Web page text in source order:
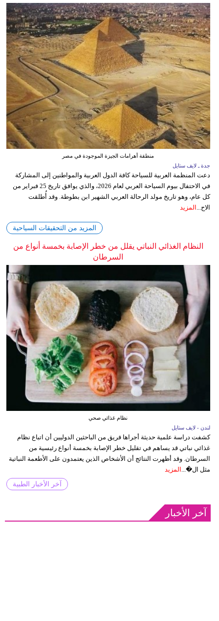
منطقة أهرامات الجيزة الموجودة في مصر
جدة ـ لايف ستايل
دعت المنظمة العربية للسياحة كافة الدول العربية والمواطنين إلى المشاركة
في الاحتفال بيوم السياحة العربي لعام 2026، والذي يوافق تاريخ 25 فبراير من
كل عام، وهو تاريخ مولد الرحالة العربي الشهير ابن بطوطة. وقد أُطلقت
الاح... المزيد
المزيد من التحقيقات السياحية
النظام الغذائي النباتي يقلل من خطر الإصابة بخمسة أنواع من
السرطان
نظام غذائي صحي
لندن - لايف ستايل
كشفت دراسة علمية حديثة أجراها فريق من الباحثين الدوليين أن اتباع نظام
غذائي نباتي قد يساهم في تقليل خطر الإصابة بخمسة أنواع رئيسية من
السرطان. وقد أظهرت النتائج أن الأشخاص الذين يعتمدون على الأطعمة النباتية
مثل ال�...
المزيد
آخر الأخبار الطبية
آخر الأخبار